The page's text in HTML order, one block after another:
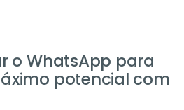
o WhatsApp para
potencial com